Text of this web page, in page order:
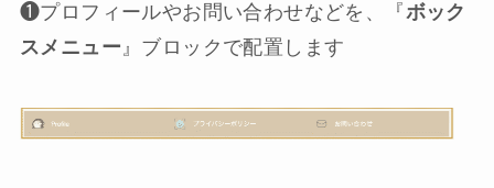
❶プロフィールやお問い合わせなどを、『ボック
スメニュー』ブロックで配置します